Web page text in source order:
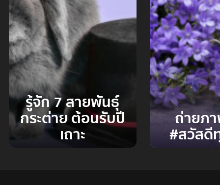
รู้จัก 7 สายพันธุ์
กระต่าย ต้อนรับปี
เถาะ
ถ่ายภ
#สวัสดี